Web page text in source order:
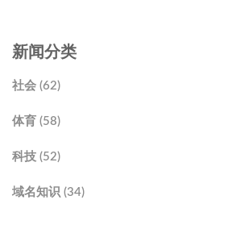
新闻分类
社会 (62)
体育 (58)
科技 (52)
域名知识 (34)